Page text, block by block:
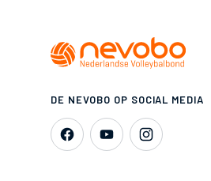
DE NEVOBO OP SOCIAL MEDIA